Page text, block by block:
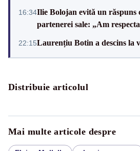
16:34Ilie Bolojan evită un răspuns
partenerei sale: „Am
22:15Laurențiu Botin a descins la
Distribuie articolul
Mai multe articole despre